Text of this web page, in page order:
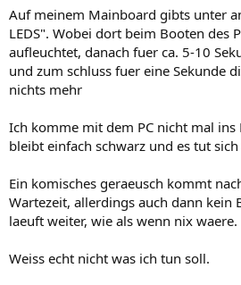
Auf meinem Mainboard gibts unter
LEDS". Wobei dort beim Booten des
aufleuchtet, danach fuer ca. 5-10
und zum schluss fuer eine Sekunde
nichts mehr
Ich komme mit dem PC nicht mal ins
bleibt einfach schwarz und es tut sich
Ein komisches geraeusch kommt
Wartezeit, allerdings auch dann kein
laeuft weiter, wie als wenn nix waere.
Weiss echt nicht was ich tun soll.